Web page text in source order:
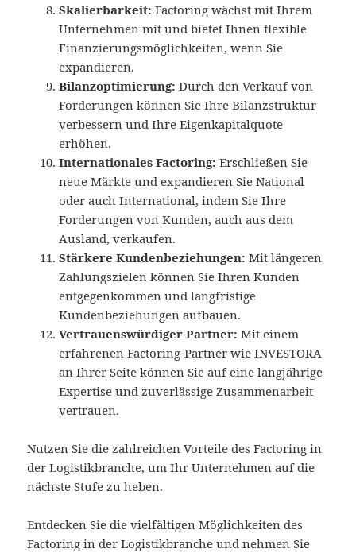
Skalierbarkeit: Factoring wächst mit Ihrem
Unternehmen mit und bietet Ihnen flexible
Finanzierungsmöglichkeiten, wenn Sie
expandieren.
Bilanzoptimierung: Durch den Verkauf von
Forderungen können Sie Ihre Bilanzstruktur
verbessern und Ihre Eigenkapitalquote
erhöhen.
Internationales Factoring: Erschließen Sie
neue Märkte und expandieren Sie National
oder auch International, indem Sie Ihre
Forderungen von Kunden, auch aus dem
Ausland, verkaufen.
Stärkere Kundenbeziehungen: Mit längeren
Zahlungszielen können Sie Ihren Kunden
entgegenkommen und langfristige
Kundenbeziehungen aufbauen.
Vertrauenswürdiger Partner: Mit einem
erfahrenen Factoring-Partner wie INVESTORA
an Ihrer Seite können Sie auf eine langjährige
Expertise und zuverlässige Zusammenarbeit
vertrauen.
Nutzen Sie die zahlreichen Vorteile des Factoring in
der Logistikbranche, um Ihr Unternehmen auf die
nächste Stufe zu heben.
Entdecken Sie die vielfältigen Möglichkeiten des
Factoring in der Logistikbranche und nehmen Sie